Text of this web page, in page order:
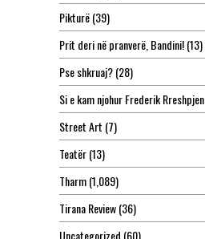
Pikturë(39)
Prit deri në pranverë, Bandini!(13)
Pse shkruaj?(28)
Si e kam njohur Frederik Rreshpjen
Street Art (7)
Teatër(13)
Tharm(1,089)
Tirana Review(36)